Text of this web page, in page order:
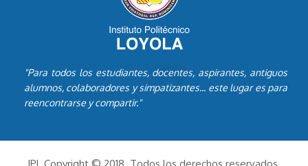
"Para todos los estudiantes, docentes, aspirantes, antiguos
alumnos, colaboradores y simpatizantes... este lugar es para
reencontrarse y compartir."